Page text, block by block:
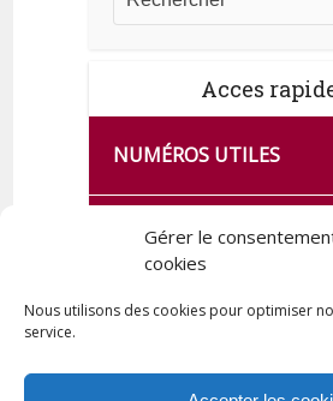
Gérer le
cookies
Nous utilisons des cookies pour optimiser
service.
Acces
NUMÉROS UTILES
CA SE PASSE À FRANCE
DE QUINGEY